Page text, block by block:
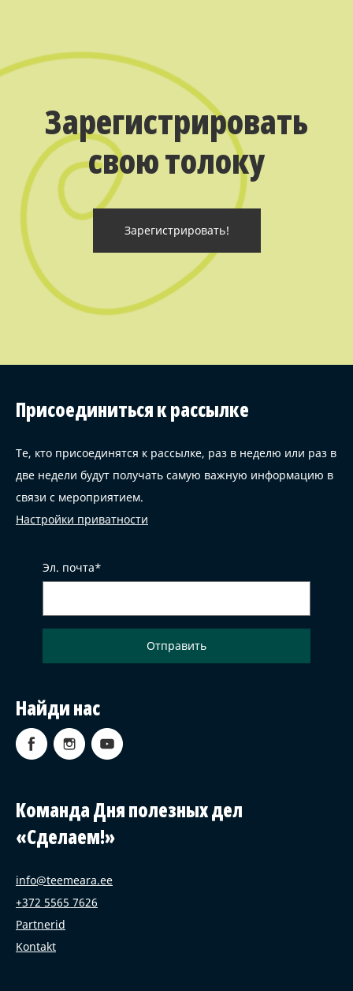
Зарегистрировать
свою толоку
Зарегистрировать!
Присоединиться к рассылке
Те, кто присоединятся к рассылке, раз в неделю или раз в
две недели будут получать самую важную информацию в
связи с мероприятием.
Настройки приватности
Эл. почта
Найди нас
Команда Дня полезных дел
«Сделаем!»
info@teemeara.ee
+372 5565 7626
Partnerid
Kontakt